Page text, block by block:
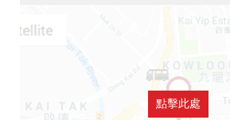
點擊此處